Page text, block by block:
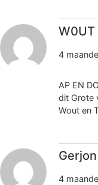
W0UT
4
AP EN
dit Grote
Wout en
4